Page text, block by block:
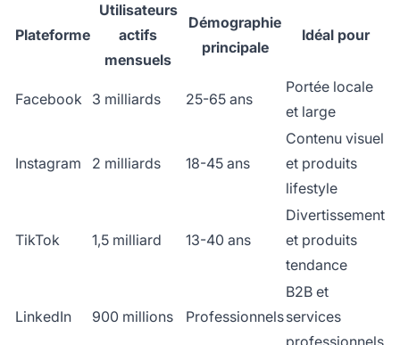
Plateforme
Utilisateurs
actifs
mensuels
Démographie
principale
Idéal pour
Facebook 3 milliards 25-65 ans
Portée locale
et large
Instagram 2 milliards 18-45 ans
Contenu visuel
et produits
lifestyle
TikTok 1,5 milliard 13-40 ans
Divertissement
et produits
tendance
LinkedIn 900 millions Professionnels
B2B et
services